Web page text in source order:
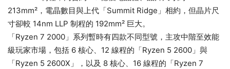
213mm²，電晶數目與上代「Summit Ridge」相約，但晶片尺
寸卻較 14nm LLP 制程的 192mm² 巨大。
「Ryzen 7 2000」系列暫時有四款不同型號，主攻中階至效能
級玩家市場，包括 6 核心、12 線程的「Ryzen 5 2600」與
「Ryzen 5 2600X」，以及 8 核心、16 線程的「Ryzen 7